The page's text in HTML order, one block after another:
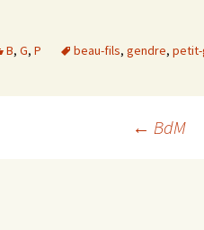
B, G, P beau-fils, gendre,
← BdM